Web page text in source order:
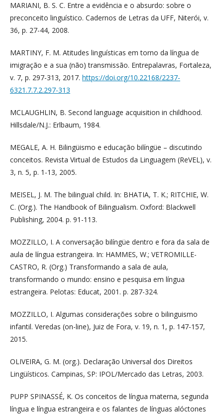
MARIANI, B. S. C. Entre a evidência e o absurdo: sobre o
preconceito linguístico. Cadernos de Letras da UFF, Niterói, v.
36, p. 27-44, 2008.
MARTINY, F. M. Atitudes linguísticas em torno da língua de
imigração e a sua (não) transmissão. Entrepalavras, Fortaleza,
v. 7, p. 297-313, 2017. https://doi.org/10.22168/2237-
6321.7.7.2.297-313
MCLAUGHLIN, B. Second language acquisition in childhood.
Hillsdale/N.J.: Erlbaum, 1984.
MEGALE, A. H. Bilingüismo e educação bilíngüe – discutindo
conceitos. Revista Virtual de Estudos da Linguagem (ReVEL), v.
3, n. 5, p. 1-13, 2005.
MEISEL, J. M. The bilingual child. In: BHATIA, T. K.; RITCHIE, W.
C. (Org.). The Handbook of Bilingualism. Oxford: Blackwell
Publishing, 2004. p. 91-113.
MOZZILLO, I. A conversação bilíngüe dentro e fora da sala de
aula de língua estrangeira. In: HAMMES, W.; VETROMILLE-
CASTRO, R. (Org.) Transformando a sala de aula,
transformando o mundo: ensino e pesquisa em língua
estrangeira. Pelotas: Educat, 2001. p. 287-324.
MOZZILLO, I. Algumas considerações sobre o bilinguismo
infantil. Veredas (on-line), Juiz de Fora, v. 19, n. 1, p. 147-157,
2015.
OLIVEIRA, G. M. (org.). Declaração Universal dos Direitos
Lingüísticos. Campinas, SP: IPOL/Mercado das Letras, 2003.
PUPP SPINASSÉ, K. Os conceitos de língua materna, segunda
língua e língua estrangeira e os falantes de línguas alóctones